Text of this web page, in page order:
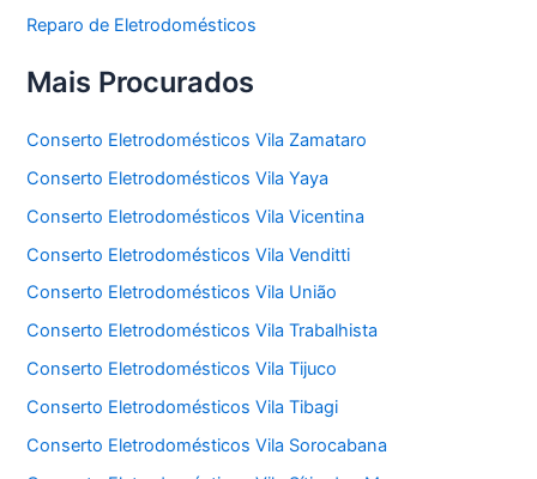
Reparo de Eletrodomésticos
Mais Procurados
Conserto Eletrodomésticos Vila Zamataro
Conserto Eletrodomésticos Vila Yaya
Conserto Eletrodomésticos Vila Vicentina
Conserto Eletrodomésticos Vila Venditti
Conserto Eletrodomésticos Vila União
Conserto Eletrodomésticos Vila Trabalhista
Conserto Eletrodomésticos Vila Tijuco
Conserto Eletrodomésticos Vila Tibagi
Conserto Eletrodomésticos Vila Sorocabana